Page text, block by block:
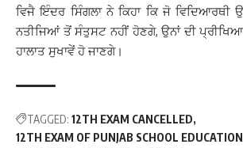
ਵਿਜੈ ਇੰਦਰ ਸਿੰਗਲਾ ਨੇ ਕਿਹਾ ਕਿ ਜੋ ਵਿਦਿਆਰਥੀ
ਨਤੀਜਿਆਂ ਤੋਂ ਸੰਤੁਸਟ ਨਹੀਂ ਹੋਣਗੇ, ਉਨਾਂ ਦੀ
ਹਾਲਾਤ ਸੁਖਾਵੇਂ ਹੋ ਜਾਣਗੇ।
TAGGED: 12TH EXAM CANCELLED
12TH EXAM OF PUNJAB SCHOOL